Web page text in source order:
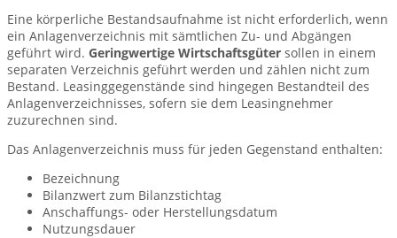
Eine körperliche Bestandsaufnahme ist nicht erforderlich, wenn
ein Anlagenverzeichnis mit sämtlichen Zu- und Abgängen
geführt wird. Geringwertige Wirtschaftsgüter sollen in einem
separaten Verzeichnis geführt werden und zählen nicht zum
Bestand. Leasinggegenstände sind hingegen Bestandteil des
Anlagenverzeichnisses, sofern sie dem Leasingnehmer
zuzurechnen sind.
Das Anlagenverzeichnis muss für jeden Gegenstand enthalten:
Bezeichnung
Bilanzwert zum Bilanzstichtag
Anschaffungs- oder Herstellungsdatum
Nutzungsdauer